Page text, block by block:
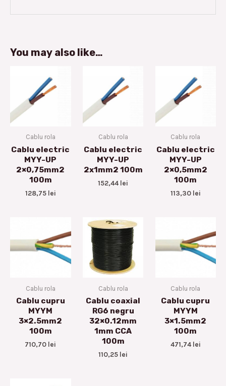
You may also like…
Cablu rola
Cablu electric
MYY-UP
2×0,75mm2
100m
128,75 lei
Cablu rola
Cablu electric
MYY-UP
2x1mm2 100m
152,44 lei
Cablu rola
Cablu electric
MYY-UP
2×0,5mm2
100m
113,30 lei
Cablu rola
Cablu cupru
MYYM
3×2.5mm2
100m
710,70 lei
Cablu rola
Cablu coaxial
RG6 negru
32×0.12mm
1mm CCA
100m
110,25 lei
Cablu rola
Cablu cupru
MYYM
3×1.5mm2
100m
471,74 lei